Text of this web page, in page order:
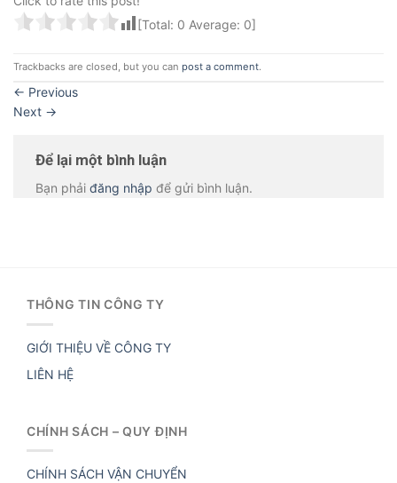
[Total: 0 Average: 0]
Trackbacks are closed, but you can post a comment.
← Previous
Next →
Để lại một bình luận
Bạn phải đăng nhập để gửi bình luận.
THÔNG TIN CÔNG TY
GIỚI THIỆU VỀ CÔNG TY
LIÊN HỆ
CHÍNH SÁCH – QUY ĐỊNH
CHÍNH SÁCH VẬN CHUYỂN